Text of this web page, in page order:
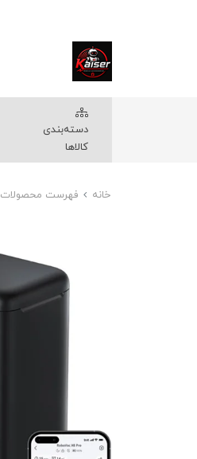
دسته‌بندی
کالاها
خانه فهرست محصولات